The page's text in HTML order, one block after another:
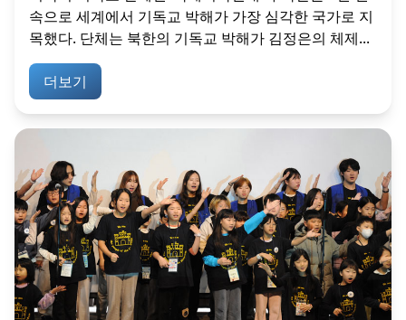
속으로 세계에서 기독교 박해가 가장 심각한 국가로 지
목했다. 단체는 북한의 기독교 박해가 김정은의 체제...
더보기